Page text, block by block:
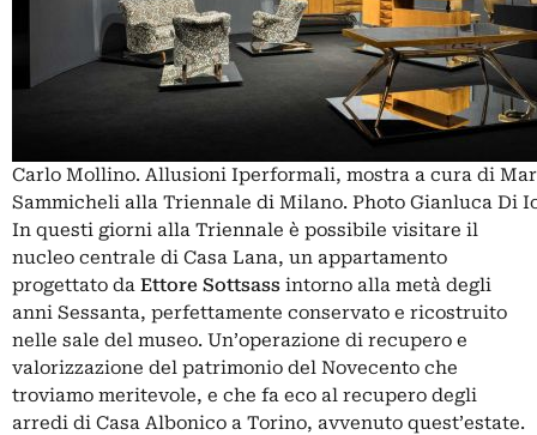
Carlo Mollino. Allusioni Iperformali, mostra a cura di
Sammicheli alla Triennale di Milano. Photo Gianluca Di
In questi giorni alla Triennale è possibile visitare il
nucleo centrale di Casa Lana, un appartamento
progettato da Ettore Sottsass intorno alla metà degli
anni Sessanta, perfettamente conservato e ricostruito
nelle sale del museo. Un’operazione di recupero e
valorizzazione del patrimonio del Novecento che
troviamo meritevole, e che fa eco al recupero degli
arredi di Casa Albonico a Torino, avvenuto quest’estate.